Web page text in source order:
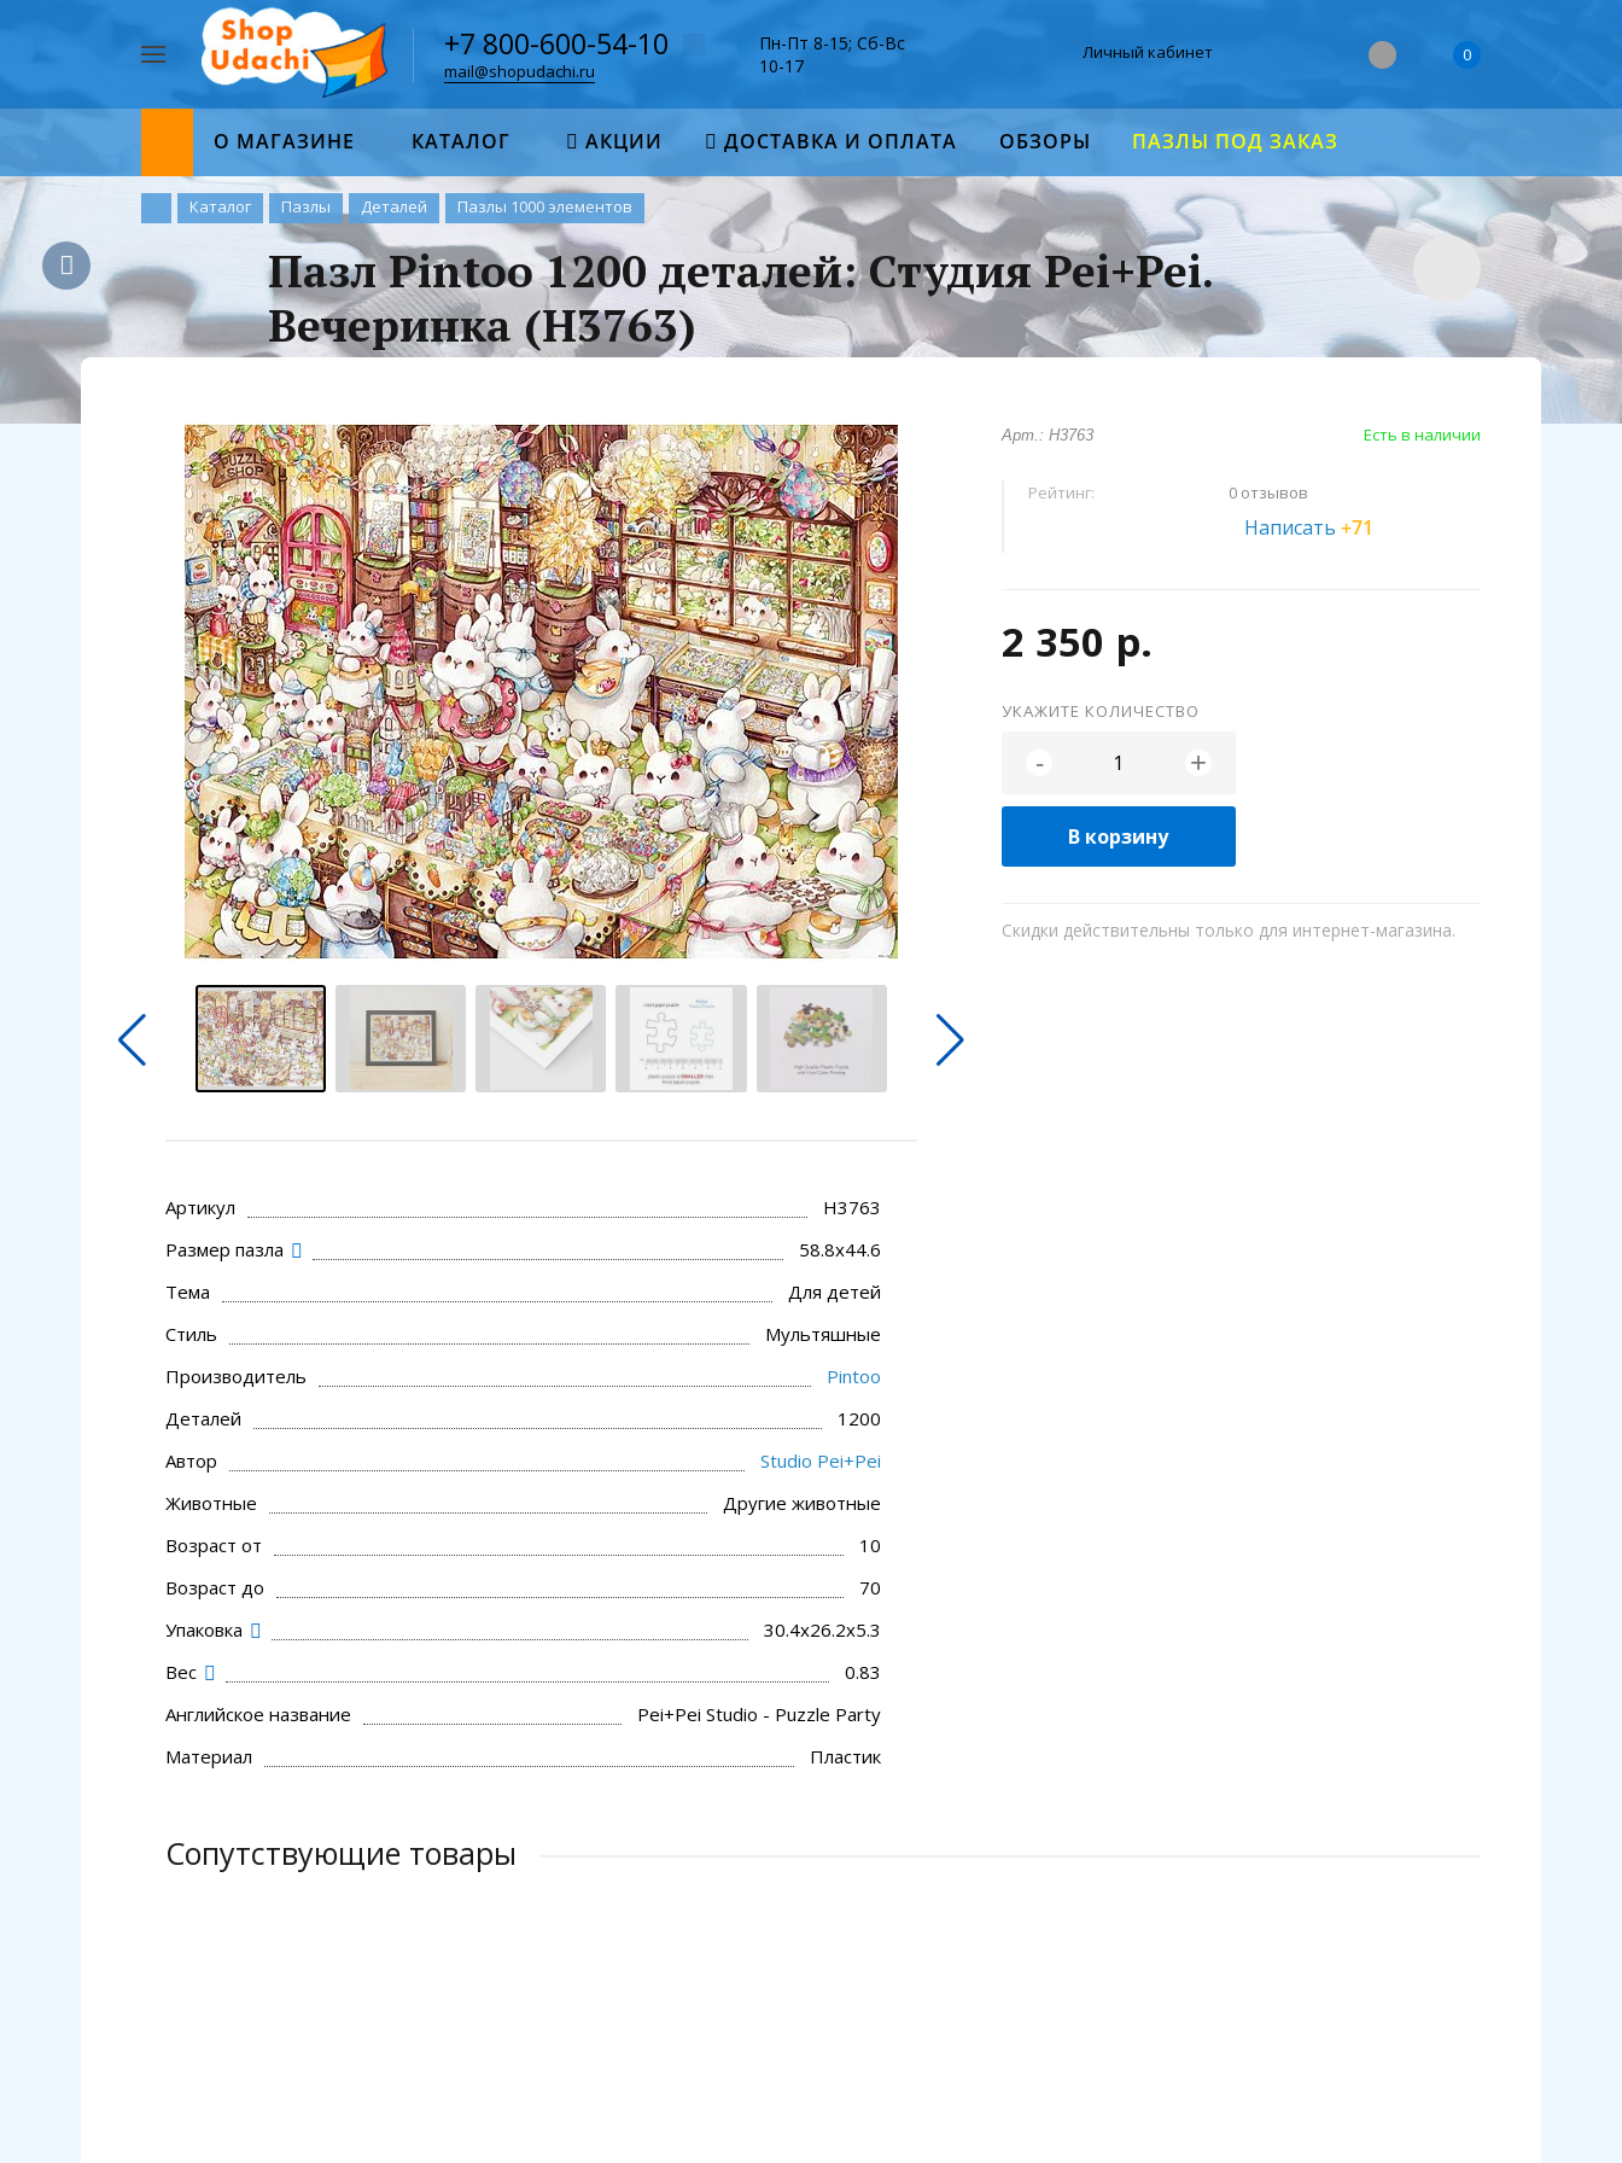
Найти
+7 800-600-54-10
mail@shopudachi.ru
Пн-Пт 8-15; Сб-Вс
10-17
Личный кабинет 0
О МАГАЗИНЕ КАТАЛОГ АКЦИИ ДОСТАВКА И ОПЛАТА ОБЗОРЫ ПАЗЛЫ ПОД ЗАКАЗ
Каталог Пазлы Деталей Пазлы 1000 элементов
Пазл Pintoo 1200 деталей: Студия Pei+Pei.
Вечеринка (H3763)
Артикул
H3763
Размер пазла
58.8x44.6
Тема
Для детей
Стиль
Мультяшные
Производитель
Pintoo
Деталей
1200
Автор
Studio Pei+Pei
Животные
Другие животные
Возраст от
10
Возраст до
70
Упаковка
30.4x26.2x5.3
Вес
0.83
Английское название
Pei+Pei Studio - Puzzle Party
Материал
Пластик
Арт.: H3763 Есть в наличии
Рейтинг: 0 отзывов
Написать+71
2 350 р.
УКАЖИТЕ КОЛИЧЕСТВО
- +
В корзину
Скидки действительны только для интернет-магазина.
Сопутствующие товары